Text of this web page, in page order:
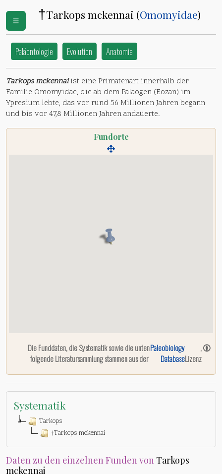
†Tarkops mckennai (Omomyidae)
Paläontologie Evolution Anatomie
Tarkops mckennaiist eine Primatenart innerhalb der
Familie Omomyidae, die ab dem Paläogen (Eozän) im
Ypresium lebte, das vor rund 56 Millionen Jahren begann
und bis vor 47,8 Millionen Jahren andauerte.
Fundorte
Die Funddaten, die Systematik sowie die unten
folgende Literatursammlung stammen aus der
Paleobiology
Database
,
Lizenz
Systematik
Tarkops
†Tarkops mckennai
Daten zu den einzelnen Funden von Tarkops
mckennai